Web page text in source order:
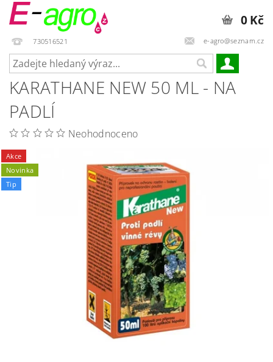
730516521 e-agro@seznam.cz
0 Kč
KARATHANE NEW 50 ML - NA
PADLÍ
Neohodnoceno
Akce
Novinka
Tip